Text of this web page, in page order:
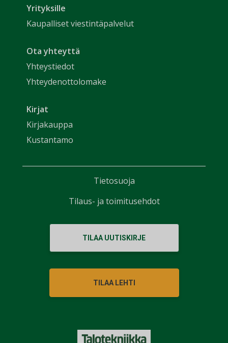
Yrityksille
Kaupalliset viestintäpalvelut
Ota yhteyttä
Yhteystiedot
Yhteydenottolomake
Kirjat
Kirjakauppa
Kustantamo
TILAA UUTISKIRJE
TILAA LEHTI
Tietosuoja
Tilaus- ja toimitusehdot